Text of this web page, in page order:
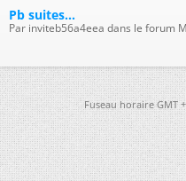
Pb suites...
Par inviteb56a4eea dans le forum
Fuseau horaire GMT